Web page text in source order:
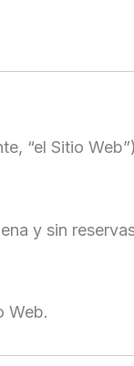
“el Sitio
y sin
Web.